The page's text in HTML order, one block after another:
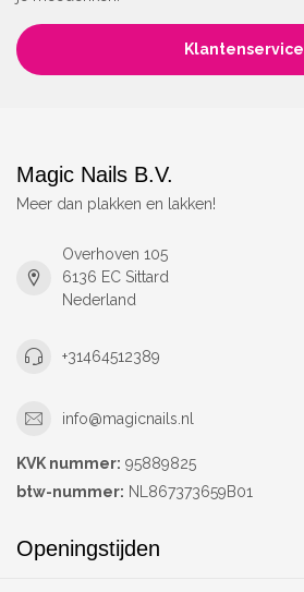
Klantenservice
Magic Nails B.V.
Meer dan plakken en lakken!
Overhoven 105
6136 EC Sittard
Nederland
+31464512389
info@magicnails.nl
KVK nummer: 95889825
btw-nummer: NL867373659B01
Openingstijden